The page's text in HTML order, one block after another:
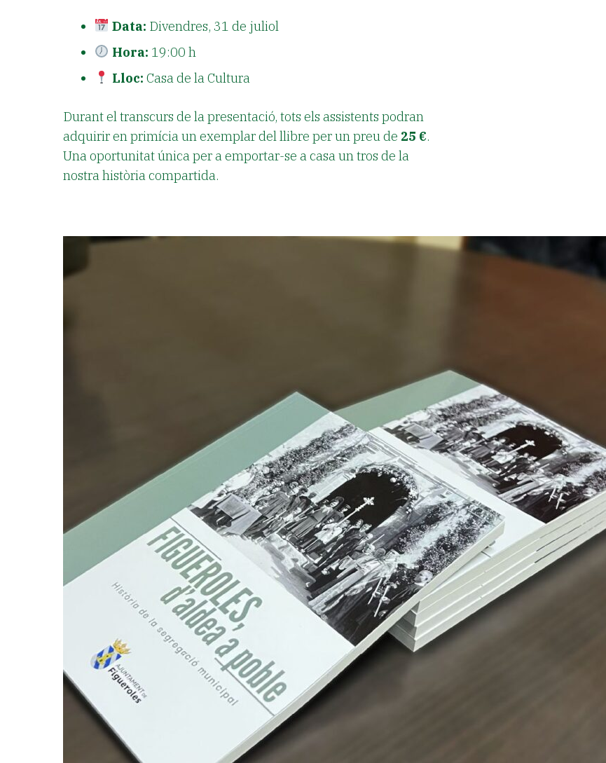
Data: Divendres, 31 de juliol
Hora: 19:00 h
Lloc: Casa de la Cultura
Durant el transcurs de la presentació, tots els assistents podran
adquirir en primícia un exemplar del llibre per un preu de 25 €.
Una oportunitat única per a emportar-se a casa un tros de la
nostra història compartida.